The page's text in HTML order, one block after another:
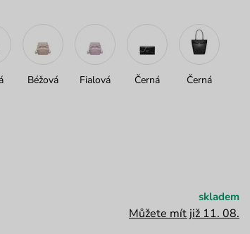
Béžová Fialová Černá Černá
skladem
Můžete mít již 11. 08.